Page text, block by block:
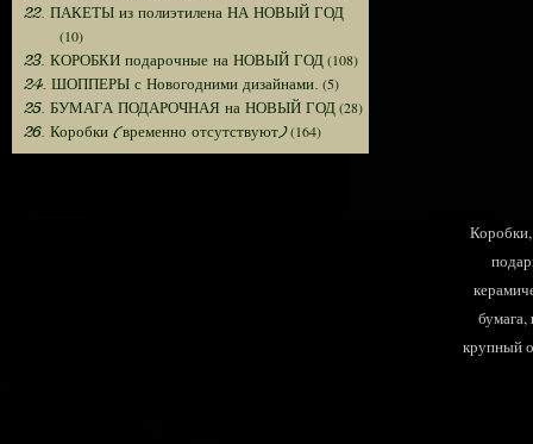
22. ПАКЕТЫ из полиэтилена НА НОВЫЙ ГОД
(10)
23. КОРОБКИ подарочные на НОВЫЙ ГОД(108)
24. ШОППЕРЫ с Новогодними дизайнами. (5)
25. БУМАГА ПОДАРОЧНАЯ на НОВЫЙ ГОД(28)
26. Коробки (временно отсутствуют)(164)
крупный